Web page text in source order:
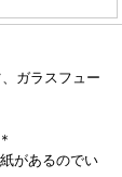
ガラスフュー
があるのでい